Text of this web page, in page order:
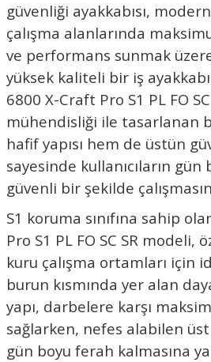
güvenliği ayakkabısı,
çalışma alanlarında
ve performans sunmak
yüksek kaliteli bir iş
6800 X-Craft Pro S1 PL FO
mühendisliği ile tasarlanan
hafif yapısı hem de üstün
sayesinde kullanıcıların
güvenli bir şekilde
S1 koruma sınıfına sahip
Pro S1 PL FO SC SR modeli,
kuru çalışma ortamları için
burun kısmında yer alan
yapı, darbelere karşı
sağlarken, nefes alabilen üst
gün boyu ferah kalmasına